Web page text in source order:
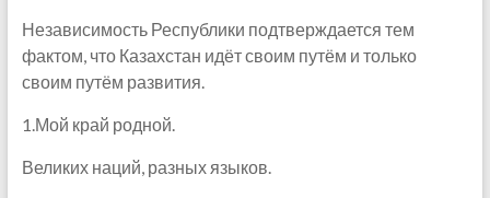
Независимость Республики подтверждается тем
фактом, что Казахстан идёт своим путём и только
своим путём развития.
1.Мой край родной.
Великих наций, разных языков.